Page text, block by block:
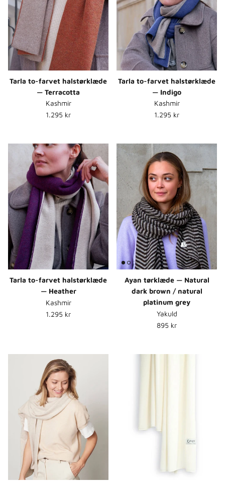
Tarla to-farvet halstørklæde
— Terracotta
Kashmir
Normalpris
1.295 kr
Tarla to-farvet halstørklæde
— Indigo
Kashmir
Normalpris
1.295 kr
Tarla to-farvet halstørklæde
— Heather
Kashmir
Normalpris
1.295 kr
Ayan tørklæde — Natural
dark brown / natural
platinum grey
Yakuld
Normalpris
895 kr